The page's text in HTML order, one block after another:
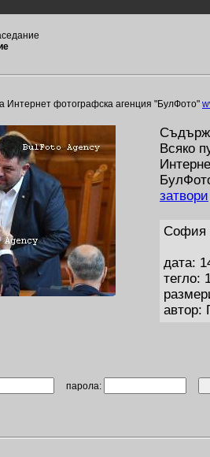
Интернет фотографска агенция "БулФото"
Всяко
затвори
София
дата:
тегло:
автор:
парола: